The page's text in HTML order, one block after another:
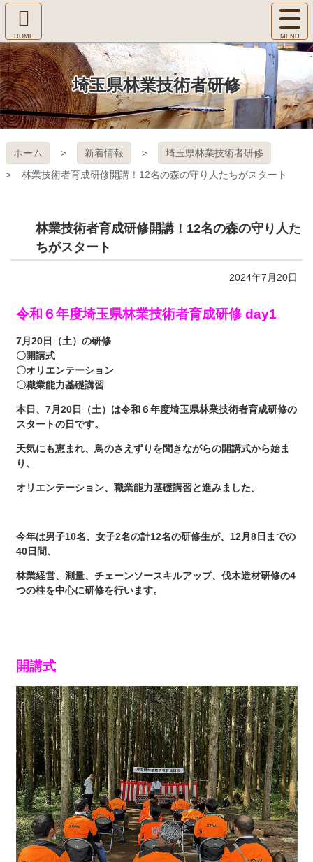
コ
テ
ン
ツ
本
文
へ
ス
プ
埼玉県林業技術者研修
ホーム 新着情報
埼玉県林業技術者研修
林業技術者育成研修開講！12名の森の守り人たちがスタート
林業技術者育成研修開講！12名の森の守り人た
ちがスタート
2024年7月20日
令和６年度埼玉県林業技術者育成研修 day1
7月20日（土）の研修
〇開講式
〇オリエンテーション
〇職業能力基礎講習
本日、7月20日（土）は令和６年度埼玉県林業技術者育成研修の
スタートの日です。
天気にも恵まれ、鳥のさえずりを聞きながらの開講式から始ま
り、
オリエンテーション、職業能力基礎講習と進みました。
今年は男子10名、女子2名の計12名の研修生が、12月8日までの
40日間、
林業経営、測量、チェーンソースキルアップ、伐木造材研修の4
つの柱を中心に研修を行います。
開講式
㈱Ｆ
ＯＲ
ＥＳ
Ｔ Ｃ
ＯＬ
ＧＥ
ホ
ー
ム
へ
サ
イ
ト
ュ
ー
を
開